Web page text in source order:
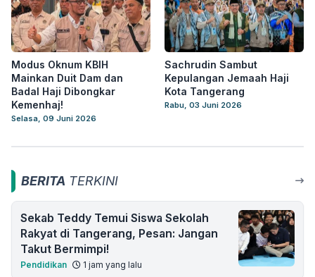
Modus Oknum KBIH
Mainkan Duit Dam dan
Badal Haji Dibongkar
Kemenhaj!
Selasa, 09 Juni 2026
Sachrudin Sambut
Kepulangan Jemaah Haji
Kota Tangerang
Rabu, 03 Juni 2026
BERITA TERKINI
Sekab Teddy Temui Siswa Sekolah
Rakyat di Tangerang, Pesan: Jangan
Takut Bermimpi!
Pendidikan 1 jam yang lalu